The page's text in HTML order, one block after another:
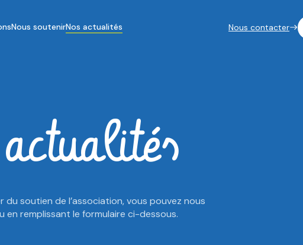
Nous soutenirNos actualités Nous contacter
actualités
du soutien de l’association, vous pouvez nous
en remplissant le formulaire ci-dessous.